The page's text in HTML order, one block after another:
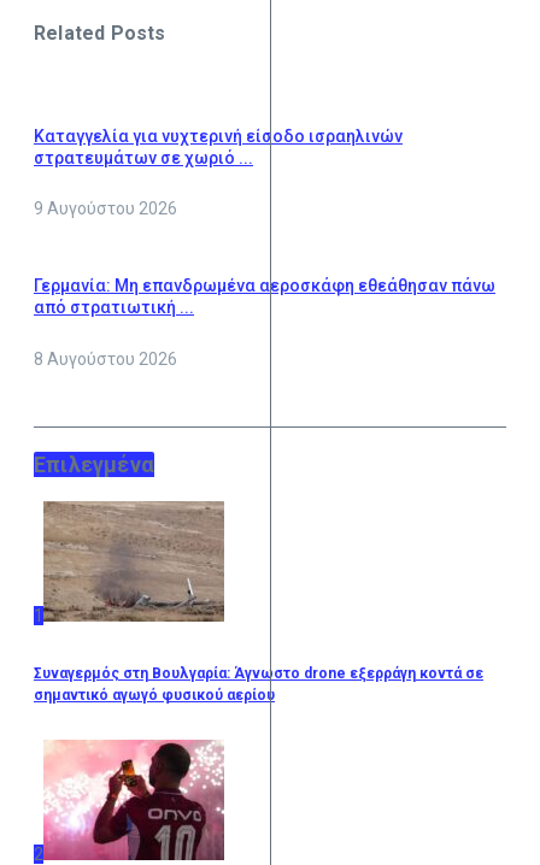
Related Posts
Καταγγελία για νυχτερινή είσοδο ισραηλινών
στρατευμάτων σε χωριό ...
9 Αυγούστου 2026
Γερμανία: Μη επανδρωμένα αεροσκάφη εθεάθησαν πάνω
από στρατιωτική ...
8 Αυγούστου 2026
Επιλεγμένα
1
Συναγερμός στη Βουλγαρία: Άγνωστο drone εξερράγη κοντά σε
σημαντικό αγωγό φυσικού αερίου
2